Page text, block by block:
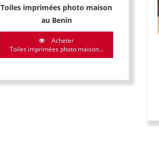
Toiles imprimées photo maison
au Benin
Acheter
Toiles imprimées photo maison...